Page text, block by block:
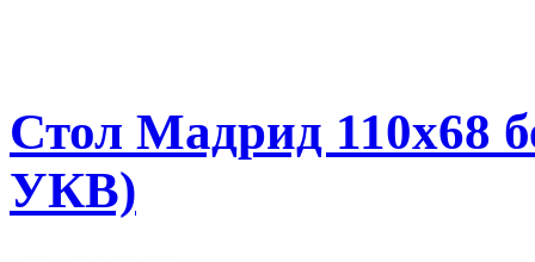
Стол Мадрид 110х68
УКВ)